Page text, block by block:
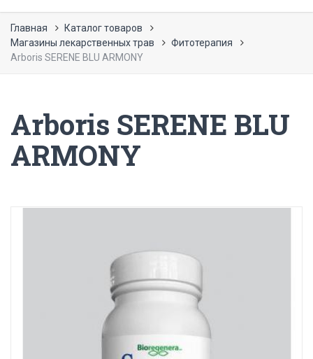
Главная
Каталог товаров
Магазины лекарственных трав
Фитотерапия
Arboris SERENE BLU ARMONY
Arboris SERENE BLU
ARMONY